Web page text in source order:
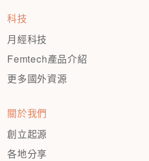
科技
月經科技
Femtech產品介紹
更多國外資源
關於我們
創立起源
各地分享